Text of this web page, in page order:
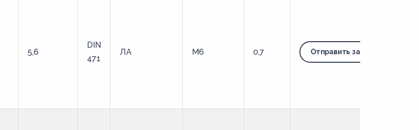
5,6
DIN
471
ЛА M6 0,7 Отправить запрос